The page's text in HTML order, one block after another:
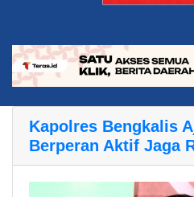
Kapolres Bengkalis
Berperan Aktif Jaga